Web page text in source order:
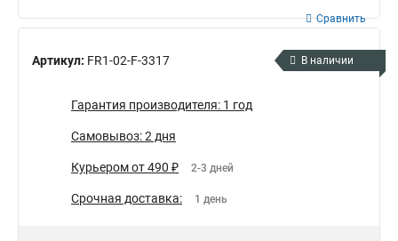
Артикул: FR1-02-F-3317
Сравнить
В наличии
Гарантия производителя: 1 год
Самовывоз: 2 дня
Курьером от 490 ₽ 2-3 дней
Срочная доставка: 1 день